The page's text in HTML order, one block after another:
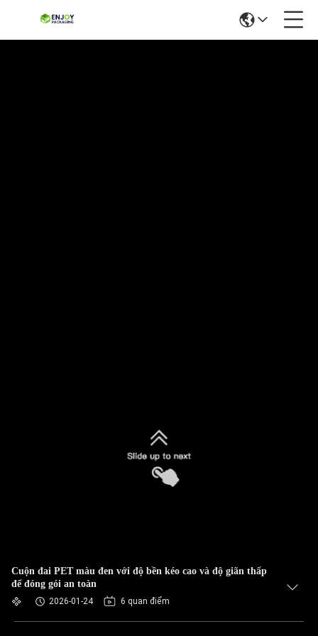
Cuộn đai PET màu đen với độ bền kéo cao và độ giãn thấp
để đóng gói an toàn
2026-01-24 6 quan điểm